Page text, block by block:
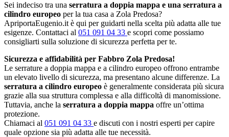
Sei indeciso tra una serratura a doppia mappa e una serratura a
cilindro europeo per la tua casa a Zola Predosa?
ApriportaEugenio.it è qui per guidarti nella scelta più adatta alle tue
esigenze. Contattaci al 051 091 04 33 e scopri come possiamo
consigliarti sulla soluzione di sicurezza perfetta per te.
Sicurezza e affidabilità per Fabbro Zola Predosa!
Le serrature a doppia mappa e a cilindro europeo offrono entrambe
un elevato livello di sicurezza, ma presentano alcune differenze. La
serratura a cilindro europeo è generalmente considerata più sicura
grazie alla sua struttura complessa e alla difficoltà di manomissione.
Tuttavia, anche la serratura a doppia mappa offre un’ottima
protezione.
Chiamaci al 051 091 04 33 e discuti con i nostri esperti per capire
quale opzione sia più adatta alle tue necessità.